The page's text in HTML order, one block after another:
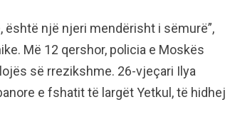
është një njeri mendërisht i sëmurë”,
Më 12 qershor, policia e Moskës
së rrezikshme. 26-vjeçari Ilya
e fshatit të largët Yetkul, të hidhej